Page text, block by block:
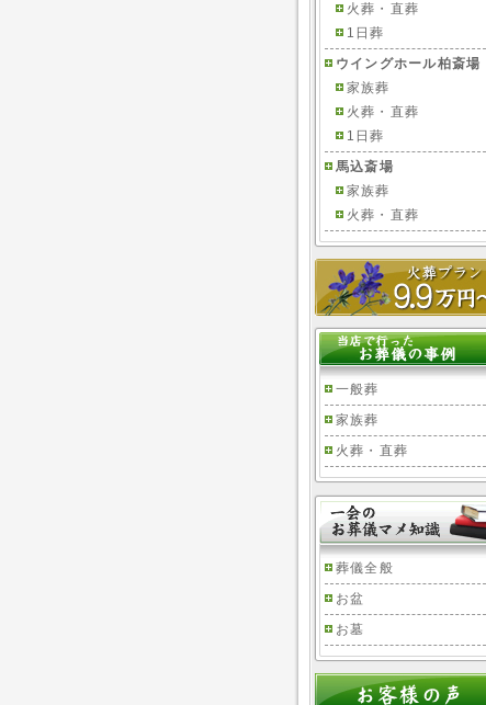
火葬・直葬
1日葬
ウイングホール柏斎場
家族葬
火葬・直葬
1日葬
馬込斎場
家族葬
火葬・直葬
一般葬
家族葬
火葬・直葬
葬儀全般
お盆
お墓